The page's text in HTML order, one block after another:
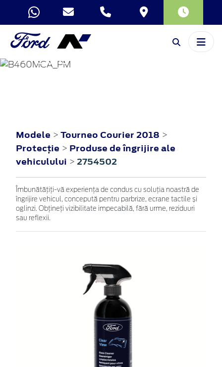
TOURNEO
COURIER
Modele > Tourneo Courier 2018 >
Protecţie > Produse de îngrijire ale
vehiculului > 2754502
Îmbunătățiți-vă experiența de condus cu soluția noastră de
îngrijire vehicul, concepută pentru parbrize, ecrane tactile și
oglinzi. Obțineți vizibilitate impecabilă, fără urme, reziduuri
sau reflexii.